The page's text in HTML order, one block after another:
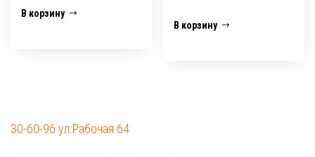
В корзину
В корзину
30-60-96 ул.Рабочая 64